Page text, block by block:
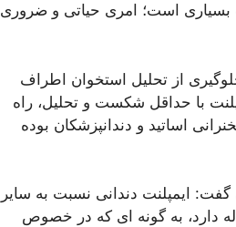
بسیاری است؛ امری حیاتی و ضروری
از تحلیل استخوان اطراف
با حداقل شکست و تحلیل، راه
اساتید و دندانپزشکان بوده
ایمپلنت دندانی نسبت به سایر
جوانی است که از سال ۱۹۵۰ مطرح شده و قدمت ۷۰ ساله دارد، به گونه ای که در خصوص